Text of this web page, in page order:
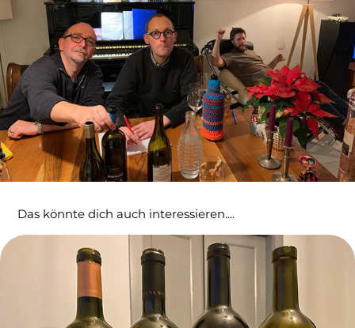
Das könnte dich auch interessieren....
Wein von einer Winzerin 2023
04/10/2018